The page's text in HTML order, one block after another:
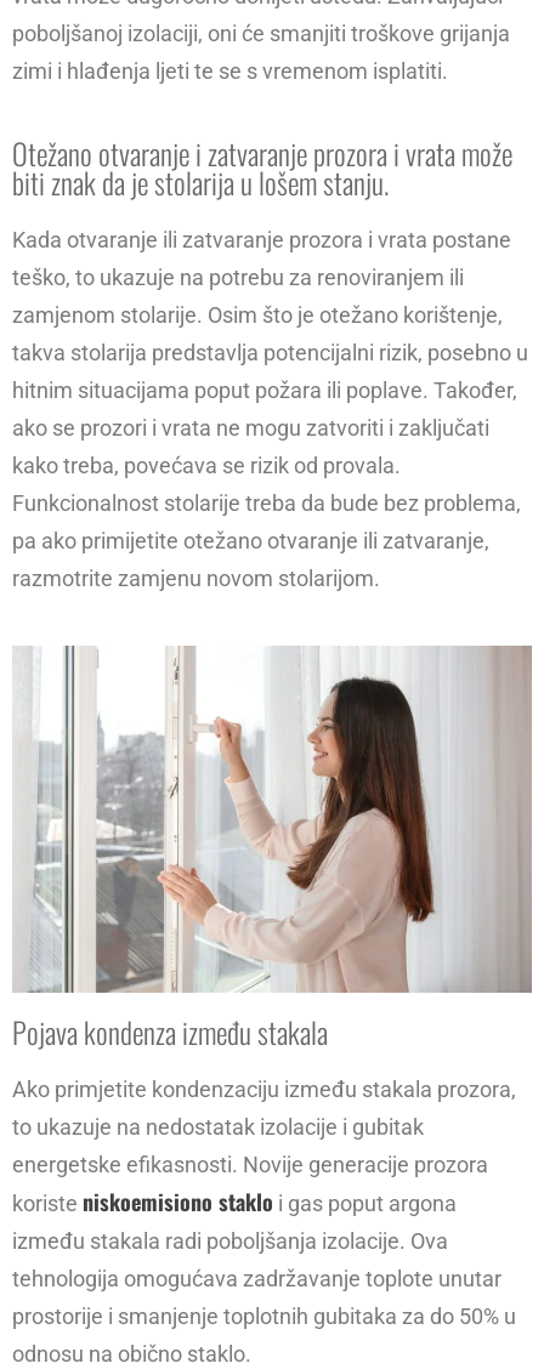
poboljšanoj izolaciji, oni će smanjiti troškove grijanja
zimi i hlađenja ljeti te se s vremenom isplatiti.
Otežano otvaranje i zatvaranje prozora i vrata može
biti znak da je stolarija u lošem stanju.
Kada otvaranje ili zatvaranje prozora i vrata postane
teško, to ukazuje na potrebu za renoviranjem ili
zamjenom stolarije. Osim što je otežano korištenje,
takva stolarija predstavlja potencijalni rizik, posebno u
hitnim situacijama poput požara ili poplave. Također,
ako se prozori i vrata ne mogu zatvoriti i zaključati
kako treba, povećava se rizik od provala.
Funkcionalnost stolarije treba da bude bez problema,
pa ako primijetite otežano otvaranje ili zatvaranje,
razmotrite zamjenu novom stolarijom.
Pojava kondenza između stakala
Ako primjetite kondenzaciju između stakala prozora,
to ukazuje na nedostatak izolacije i gubitak
energetske efikasnosti. Novije generacije prozora
koriste niskoemisiono staklo i gas poput argona
između stakala radi poboljšanja izolacije. Ova
tehnologija omogućava zadržavanje toplote unutar
prostorije i smanjenje toplotnih gubitaka za do 50% u
odnosu na obično staklo.